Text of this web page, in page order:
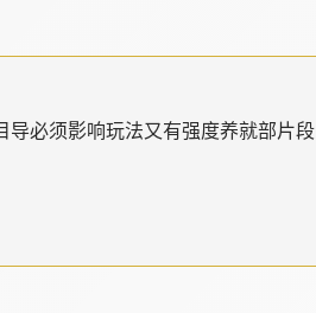
必须影响玩法又有强度养就部片段